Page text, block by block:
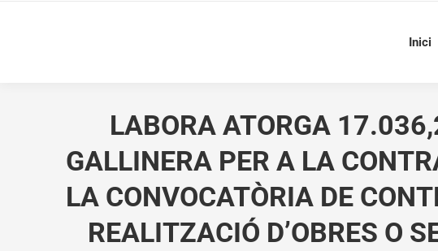
Inici
LABORA ATORGA
GALLINERA PER A LA
LA CONVOCATÒRIA DE
REALITZACIÓ D’OBRES O